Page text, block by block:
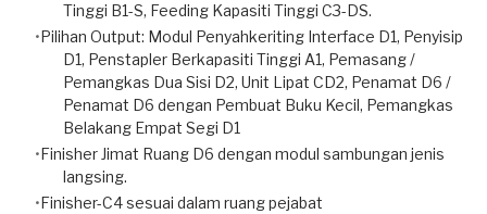
Tinggi B1-S, Feeding Kapasiti Tinggi C3-DS.
Pilihan Output: Modul Penyahkeriting Interface D1, Penyisip
D1, Penstapler Berkapasiti Tinggi A1, Pemasang /
Pemangkas Dua Sisi D2, Unit Lipat CD2, Penamat D6 /
Penamat D6 dengan Pembuat Buku Kecil, Pemangkas
Belakang Empat Segi D1
Finisher Jimat Ruang D6 dengan modul sambungan jenis
langsing.
Finisher-C4 sesuai dalam ruang pejabat